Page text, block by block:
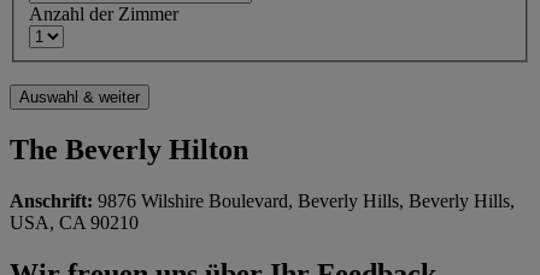
Anzahl der Zimmer
The Beverly Hilton
Anschrift: 9876 Wilshire Boulevard, Beverly Hills, Beverly Hills,
USA, CA 90210